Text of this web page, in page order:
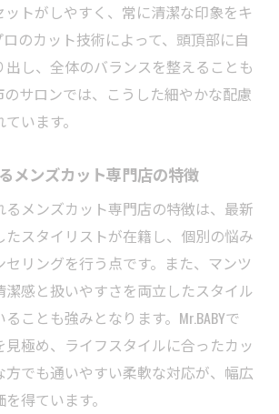
ットがしやすく、常に清潔な印象をキ
のカット技術によって、頭頂部に自
出し、全体のバランスを整えることも
サロンでは、こうした細やかな配慮
います。
メンズカット専門店の特徴
るメンズカット専門店の特徴は、最新
たスタイリストが在籍し、個別の悩み
セリングを行う点です。また、マンツ
潔感と扱いやすさを両立したスタイル
ことも強みとなります。Mr.BABYで
見極め、ライフスタイルに合ったカッ
方でも通いやすい柔軟な対応が、幅広
得ています。